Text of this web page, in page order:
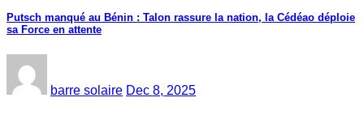
Putsch manqué au Bénin : Talon rassure la nation, la Cédéao déploie
sa Force en attente
barre solaire Dec 8, 2025